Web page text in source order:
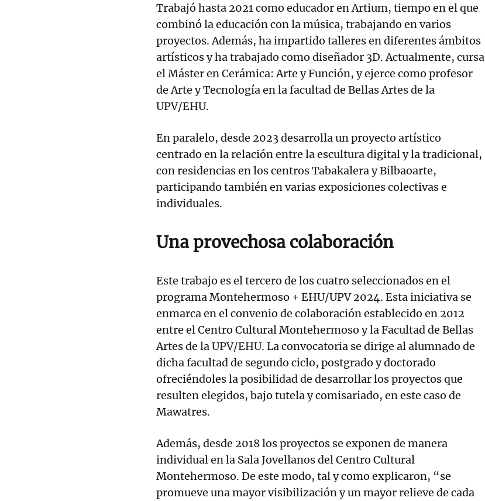
Trabajó hasta 2021 como educador en Artium, tiempo en el que
combinó la educación con la música, trabajando en varios
proyectos. Además, ha impartido talleres en diferentes ámbitos
artísticos y ha trabajado como diseñador 3D. Actualmente, cursa
el Máster en Cerámica: Arte y Función, y ejerce como profesor
de Arte y Tecnología en la facultad de Bellas Artes de la
UPV/EHU.
En paralelo, desde 2023 desarrolla un proyecto artístico
centrado en la relación entre la escultura digital y la tradicional,
con residencias en los centros Tabakalera y Bilbaoarte,
participando también en varias exposiciones colectivas e
individuales.
Una provechosa colaboración
Este trabajo es el tercero de los cuatro seleccionados en el
programa Montehermoso + EHU/UPV 2024. Esta iniciativa se
enmarca en el convenio de colaboración establecido en 2012
entre el Centro Cultural Montehermoso y la Facultad de Bellas
Artes de la UPV/EHU. La convocatoria se dirige al alumnado de
dicha facultad de segundo ciclo, postgrado y doctorado
ofreciéndoles la posibilidad de desarrollar los proyectos que
resulten elegidos, bajo tutela y comisariado, en este caso de
Mawatres.
Además, desde 2018 los proyectos se exponen de manera
individual en la Sala Jovellanos del Centro Cultural
Montehermoso. De este modo, tal y como explicaron, “se
promueve una mayor visibilización y un mayor relieve de cada